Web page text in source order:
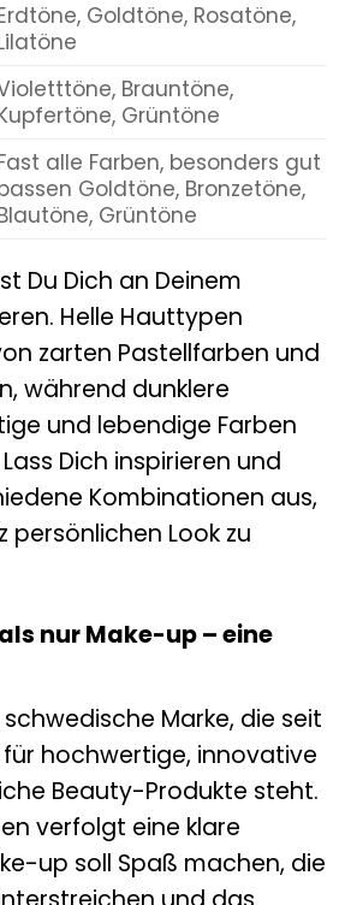
Goldtöne, Rosatöne,
Brauntöne,
Grüntöne
alle Farben, besonders gut
Goldtöne, Bronzetöne,
Grüntöne
Du Dich an Deinem
Helle Hauttypen
zarten Pastellfarben und
während dunklere
und lebendige Farben
Dich inspirieren und
Kombinationen aus,
persönlichen Look zu
nur Make-up – eine
Marke, die seit
hochwertige, innovative
Beauty-Produkte steht.
verfolgt eine klare
up soll Spaß machen, die